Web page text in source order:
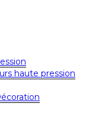
haute pression